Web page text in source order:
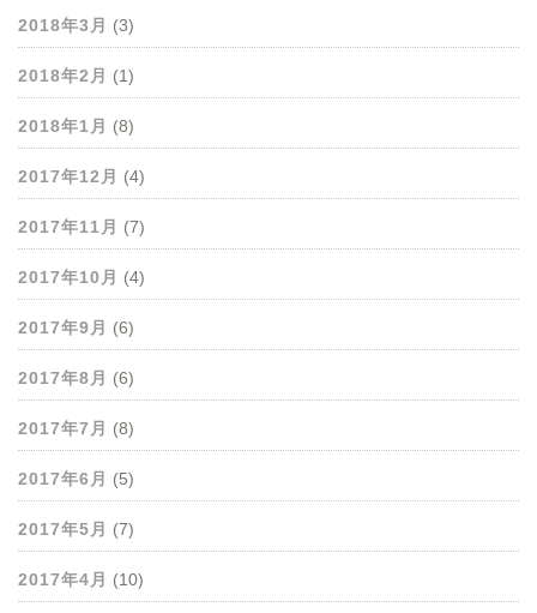
2018年3月 (3)
2018年2月 (1)
2018年1月 (8)
2017年12月 (4)
2017年11月 (7)
2017年10月 (4)
2017年9月 (6)
2017年8月 (6)
2017年7月 (8)
2017年6月 (5)
2017年5月 (7)
2017年4月 (10)